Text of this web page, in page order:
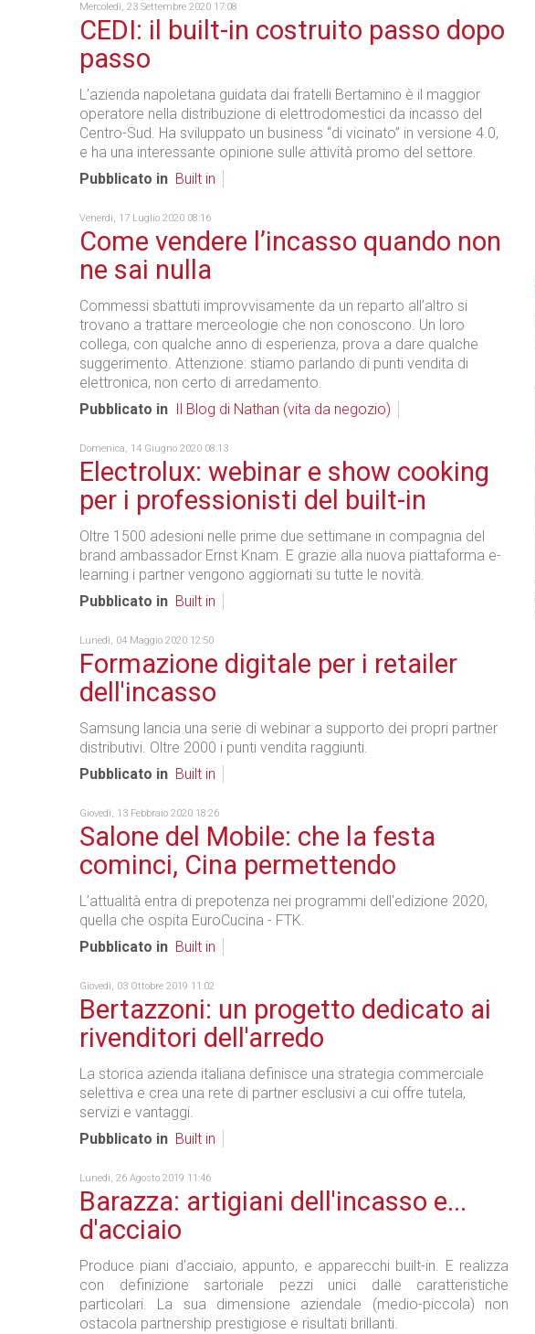
Mercoledì, 23 Settembre 2020 17:08
CEDI: il built-in costruito passo dopo
passo
L’azienda napoletana guidata dai fratelli Bertamino è il maggior
operatore nella distribuzione di elettrodomestici da incasso del
Centro-Sud. Ha sviluppato un business “di vicinato” in versione 4.0,
e ha una interessante opinione sulle attività promo del settore.
Pubblicato in Built in
Venerdì, 17 Luglio 2020 08:16
Come vendere l’incasso quando non
ne sai nulla
Commessi sbattuti improvvisamente da un reparto all’altro si
trovano a trattare merceologie che non conoscono. Un loro
collega, con qualche anno di esperienza, prova a dare qualche
suggerimento. Attenzione: stiamo parlando di punti vendita di
elettronica, non certo di arredamento.
Pubblicato in
Il Blog di Nathan (vita da negozio)
Domenica, 14 Giugno 2020 08:13
Electrolux: webinar e show cooking
per i professionisti del built-in
Oltre 1500 adesioni nelle prime due settimane in compagnia del
brand ambassador Ernst Knam. E grazie alla nuova piattaforma e-
learning i partner vengono aggiornati su tutte le novità.
Pubblicato in Built in
Lunedì, 04 Maggio 2020 12:50
Formazione digitale per i retailer
dell'incasso
Samsung lancia una serie di webinar a supporto dei propri partner
distributivi. Oltre 2000 i punti vendita raggiunti.
Pubblicato in Built in
Giovedì, 13 Febbraio 2020 18:26
Salone del Mobile: che la festa
cominci, Cina permettendo
L’attualità entra di prepotenza nei programmi dell'edizione 2020,
quella che ospita EuroCucina - FTK.
Pubblicato in Built in
Giovedì, 03 Ottobre 2019 11:02
Bertazzoni: un progetto dedicato ai
rivenditori dell'arredo
La storica azienda italiana definisce una strategia commerciale
selettiva e crea una rete di partner esclusivi a cui offre tutela,
servizi e vantaggi.
Pubblicato in Built in
Lunedì, 26 Agosto 2019 11:46
Barazza: artigiani dell'incasso e...
d'acciaio
Produce piani d’acciaio, appunto, e apparecchi built-in. E realizza
con definizione sartoriale pezzi unici dalle caratteristiche
particolari. La sua dimensione aziendale (medio-piccola) non
ostacola partnership prestigiose e risultati brillanti.